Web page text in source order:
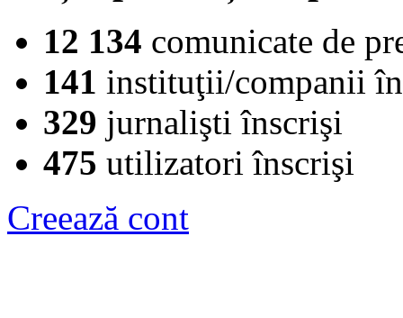
12 134 comunicate de
141 instituţii/companii
329 jurnalişti înscrişi
475 utilizatori înscrişi
Creează cont